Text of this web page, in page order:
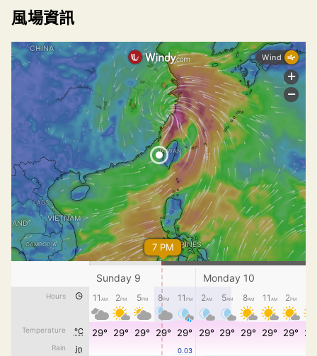
風場資訊